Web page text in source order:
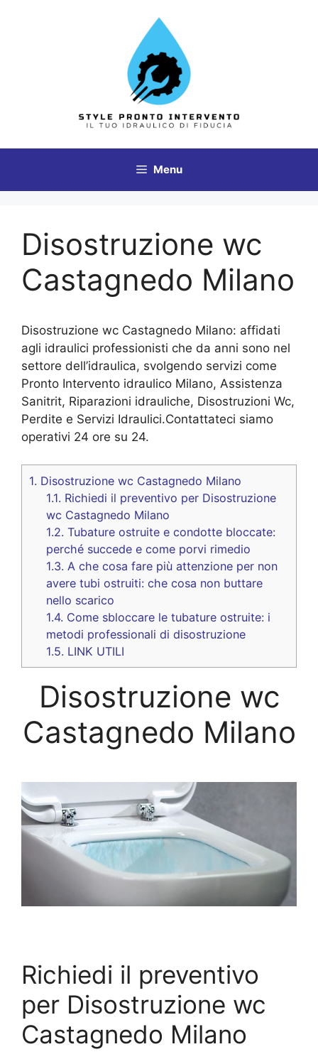
Menu
Disostruzione wc
Castagnedo Milano
Disostruzione wc Castagnedo Milano: affidati
agli idraulici professionisti che da anni sono nel
settore dell’idraulica, svolgendo servizi come
Pronto Intervento idraulico Milano, Assistenza
Sanitrit, Riparazioni idrauliche, Disostruzioni Wc,
Perdite e Servizi Idraulici.Contattateci siamo
operativi 24 ore su 24.
1. Disostruzione wc Castagnedo Milano
1.1. Richiedi il preventivo per Disostruzione
wc Castagnedo Milano
1.2. Tubature ostruite e condotte bloccate:
perché succede e come porvi rimedio
1.3. A che cosa fare più attenzione per non
avere tubi ostruiti: che cosa non buttare
nello scarico
1.4. Come sbloccare le tubature ostruite: i
metodi professionali di disostruzione
1.5. LINK UTILI
Disostruzione wc
Castagnedo Milano
Richiedi il preventivo
per Disostruzione wc
Castagnedo Milano